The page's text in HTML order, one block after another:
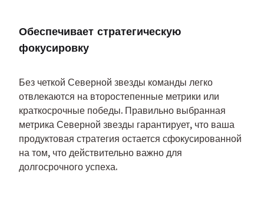
Обеспечивает стратегическую
фокусировку
Без четкой Северной звезды команды легко
отвлекаются на второстепенные метрики или
краткосрочные победы. Правильно выбранная
метрика Северной звезды гарантирует, что ваша
продуктовая стратегия остается сфокусированной
на том, что действительно важно для
долгосрочного успеха.